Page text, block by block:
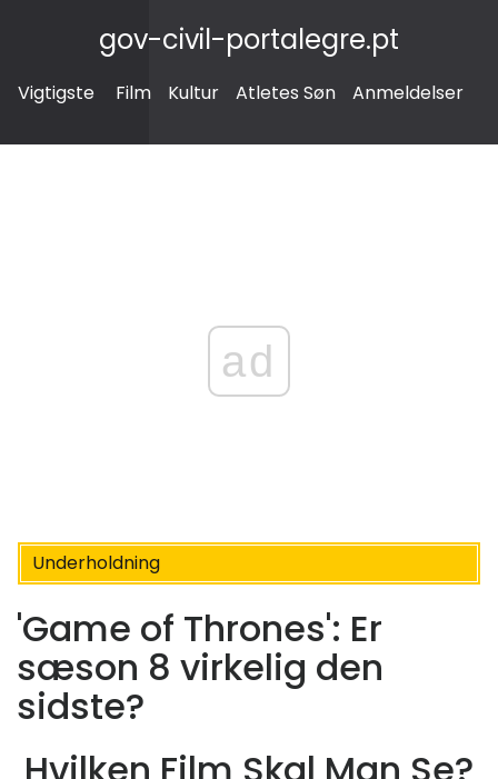
gov-civil-portalegre.pt
Vigtigste Film Kultur Atletes Søn Anmeldelser
ad
Underholdning
'Game of Thrones': Er
sæson 8 virkelig den
sidste?